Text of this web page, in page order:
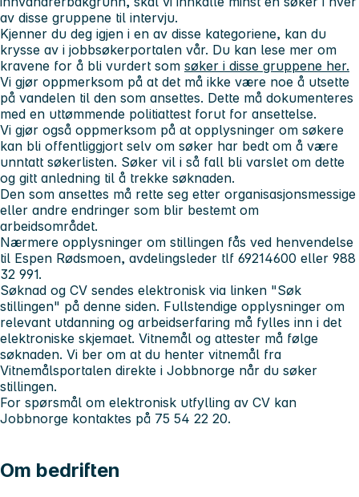
av disse gruppene til intervju.
Kjenner du deg igjen i en av disse kategoriene, kan du
krysse av i jobbsøkerportalen vår. Du kan lese mer om
kravene for å bli vurdert som søker i disse gruppene her.
Vi gjør oppmerksom på at det må ikke være noe å utsette
på vandelen til den som ansettes. Dette må dokumenteres
med en uttømmende politiattest forut for ansettelse.
Vi gjør også oppmerksom på at opplysninger om søkere
kan bli offentliggjort selv om søker har bedt om å være
unntatt søkerlisten. Søker vil i så fall bli varslet om dette
og gitt anledning til å trekke søknaden.
Den som ansettes må rette seg etter organisasjonsmessige
eller andre endringer som blir bestemt om
arbeidsområdet.
Nærmere opplysninger om stillingen fås ved henvendelse
til Espen Rødsmoen, avdelingsleder tlf 69214600 eller 988
32 991.
Søknad og CV sendes elektronisk via linken "Søk
stillingen" på denne siden. Fullstendige opplysninger om
relevant utdanning og arbeidserfaring må fylles inn i det
elektroniske skjemaet. Vitnemål og attester må følge
søknaden. Vi ber om at du henter vitnemål fra
Vitnemålsportalen direkte i Jobbnorge når du søker
stillingen.
For spørsmål om elektronisk utfylling av CV kan
Jobbnorge kontaktes på 75 54 22 20.
Om bedriften